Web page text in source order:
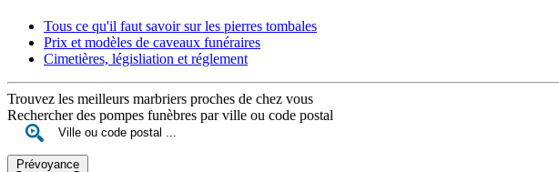
Tous ce qu'il faut savoir sur les pierres tombales
Prix et modèles de caveaux funéraires
Cimetières, législiation et réglement
Trouvez les meilleurs marbriers proches de chez vous
Rechercher des pompes funèbres par ville ou code postal
Prévoyance